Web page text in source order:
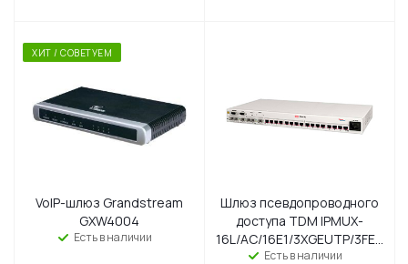
ХИТ / СОВЕТУЕМ
VoIP-шлюз Grandstream
GXW4004
Есть в наличии
Шлюз псевдопроводного
доступа TDM IPMUX-
16L/AC/16E1/3XGEUTP/3FEUTP
Есть в наличии